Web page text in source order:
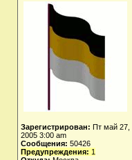
Зарегистрирован: Пт май 27,
2005 3:00 am
Сообщения: 50426
Предупреждения: 1